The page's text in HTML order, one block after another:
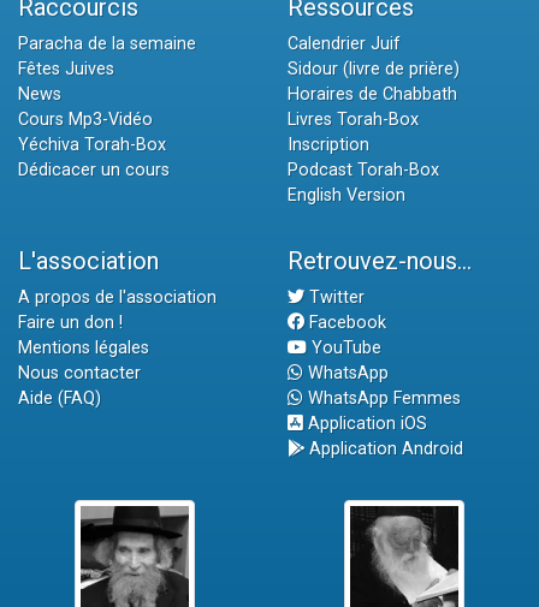
Raccourcis
Paracha de la semaine
Fêtes Juives
News
Cours Mp3-Vidéo
Yéchiva Torah-Box
Dédicacer un cours
Ressources
Calendrier Juif
Sidour (livre de prière)
Horaires de Chabbath
Livres Torah-Box
Inscription
Podcast Torah-Box
English Version
L'association
A propos de l'association
Faire un don !
Mentions légales
Nous contacter
Aide (FAQ)
Retrouvez-nous...
Twitter
Facebook
YouTube
WhatsApp
WhatsApp Femmes
Application iOS
Application Android